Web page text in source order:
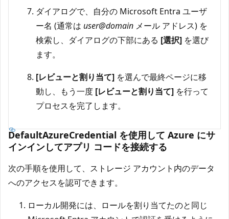
ダイアログで、自分の Microsoft Entra ユーザ
ー名 (通常は user@domain メール アドレス) を
検索し、ダイアログの下部にある [選択] を選び
ます。
[レビューと割り当て] を選んで最終ページに移
動し、もう一度 [レビューと割り当て] を行って
プロセスを完了します。
DefaultAzureCredential を使用して Azure にサ
インインしてアプリ コードを接続する
次の手順を使用して、ストレージ アカウント内のデータ
へのアクセスを認可できます。
ローカル開発には、ロールを割り当てたのと同じ